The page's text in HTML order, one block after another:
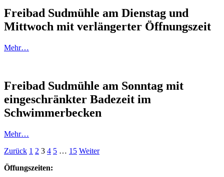
Freibad Sudmühle am Dienstag und
Mittwoch mit verlängerter Öffnungszeit
Mehr…
Freibad Sudmühle am Sonntag mit
eingeschränkter Badezeit im
Schwimmerbecken
Mehr…
Seitennummerierung
der
Zurück 1 2 3 4 5 … 15 Weiter
Öffungszeiten: